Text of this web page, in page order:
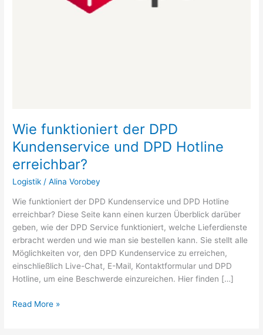
Wie funktioniert der DPD
Kundenservice und DPD Hotline
erreichbar?
Logistik /Alina Vorobey
Wie funktioniert der DPD Kundenservice und DPD Hotline
erreichbar? Diese Seite kann einen kurzen Überblick darüber
geben, wie der DPD Service funktioniert, welche Lieferdienste
erbracht werden und wie man sie bestellen kann. Sie stellt alle
Möglichkeiten vor, den DPD Kundenservice zu erreichen,
einschließlich Live-Chat, E-Mail, Kontaktformular und DPD
Hotline, um eine Beschwerde einzureichen. Hier finden […]
Read More »